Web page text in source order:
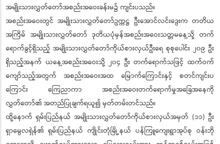
အမျိုးသားလွှတ်တော်အစည်းအဝေးခန်းမ၌ ကျင်းပသည်။
အစည်းအဝေးတွင် အမျိုးသားလွှတ်တော်ဥက္ကဋ္ဌ ဦးအောင်လင်းဒွေးက တတိယ
အကြိမ် အမျိုးသားလွှတ်တော် ဒုတိယပုံမှန်အစည်းအဝေးသတ္တမနေ့သို့ တက်
ရောက်ခွင့်ရှိသည့် အမျိုးသားလွှတ်တော်ကိုယ်စားလှယ်ဦးရေ စုစုပေါင်း ၂၀၉ ဦး
ရှိသည့်အနက် ယနေ့အစည်းအဝေးသို့ ၂၀၄ ဦး တက်ရောက်သဖြင့် ထက်ဝက်
ကျော်သည့်အတွက် အစည်းအဝေးအထ မြောက်ကြောင်းနှင့် စတင်ကျင်းပ
ကြောင်း ကြေညာကာ အစည်းအဝေးတက်ရောက်မှုအခြေအနေကို
လွှတ်တော်၏ အတည်ပြုချက်ရယူ၍ မှတ်တမ်းတင်သည်။
ထို့နောက် ရှမ်းပြည်နယ် အမျိုးသားလွှတ်တော်ကိုယ်စားလှယ်အမှတ် (၁၁) ဦး
ရှာမွေလရှဲန်၏ ရှမ်းပြည်နယ် ကျိုင်းတုံမြို့နယ် ပန်ကြူကျေးရွာအုပ်စု ဝန်းဘို